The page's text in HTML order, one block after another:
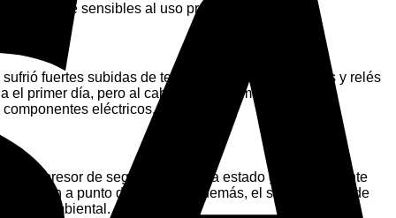
sensibles al uso previo.
fuertes subidas de tensión, sus condensadores y relés
primer día, pero al cabo de una semana el
eléctricos.
compresor de segunda mano ha estado girando durante
están a punto de cortarse. Además, el simple hecho de
ambiental.